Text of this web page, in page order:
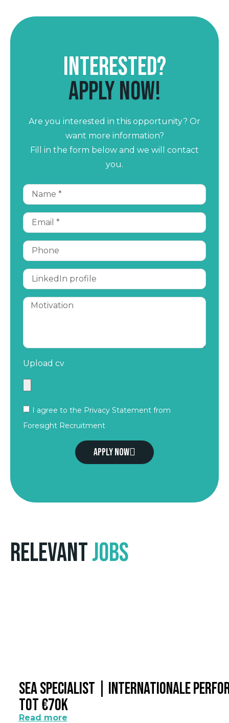
Interested?
Apply now!
Are you interested in this opportunity? Or
want more information?
Fill in the form below and we will contact
you.
Upload cv
I agree to the Privacy Statement from
Foresight Recruitment
Apply now
RelevantJobs
SEA Specialist | Internationale
Tot €70k
Read more